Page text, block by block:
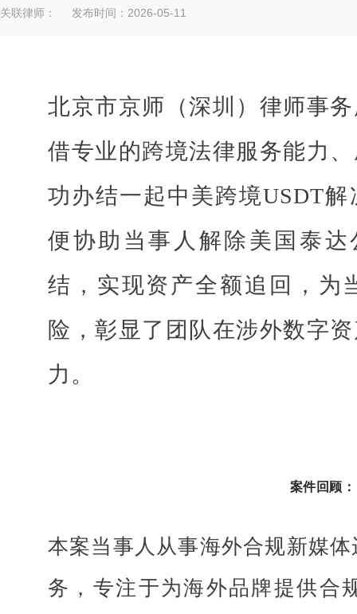
关联律师： 发布时间：2026-05-11
北京市京师（深圳）律师事
借专业的跨境法律服务能力
功办结一起中美跨境USDT
便协助当事人解除美国泰达
结，实现资产全额追回，为
险，彰显了团队在涉外数字
力。
案件回顾：
本案当事人从事海外合规新媒
务，专注于为海外品牌提供合